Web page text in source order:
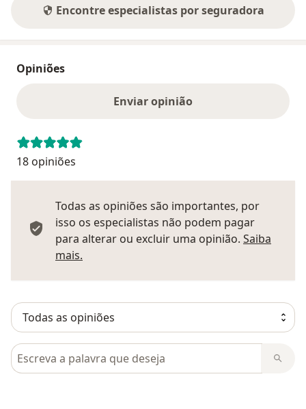
Encontre especialistas por seguradora
Opiniões
Enviar opinião
18 opiniões
Todas as opiniões são importantes, por
isso os especialistas não podem pagar
para alterar ou excluir uma opinião. Saiba
mais.
Pesquisar em opiniões